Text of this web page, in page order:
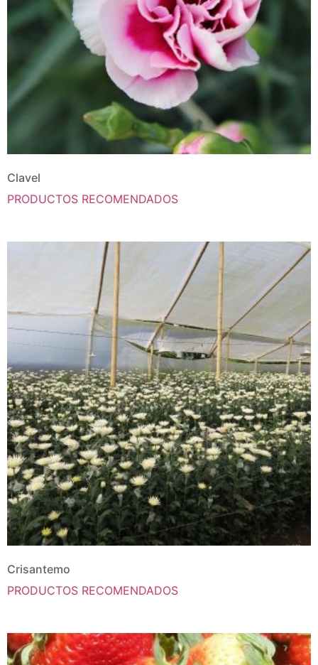
Clavel
PRODUCTOS RECOMENDADOS
Crisantemo
PRODUCTOS RECOMENDADOS